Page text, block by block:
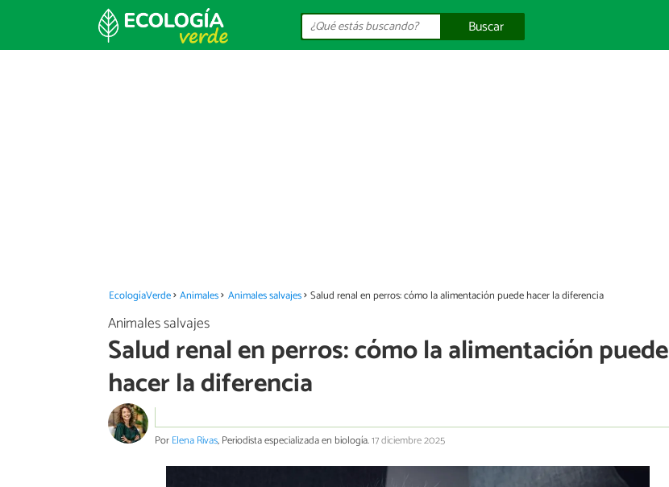
Buscar
EcologíaVerde Animales Animales salvajes Salud renal en perros: cómo la alimentación puede hacer la diferencia
Animales salvajes
Salud renal en perros: cómo la alimentación puede
hacer la diferencia
PorElena Rivas, Periodista especializada en biología.17 diciembre 2025